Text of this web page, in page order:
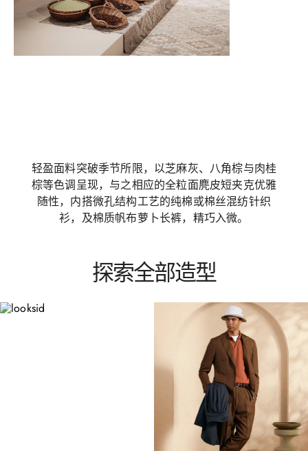
轻盈面料突破季节所限，以芝麻灰、八角棕与肉桂
棕等色调呈现，与之相应的全粒面麂皮短夹克优雅
随性，内搭微孔结构工艺的纯棉或棉丝混纺针织
衫，及棉质帆布萝卜长裤，精巧入微。
探索全部造型